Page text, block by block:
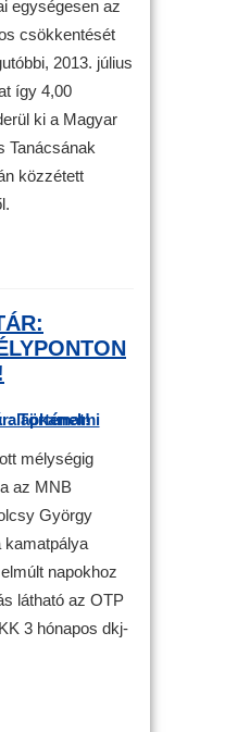
egységesen az
csökkentését
2013. július
így 4,00
ki a Magyar
Tanácsának
közzétett
mélységig
az MNB
György
kamatpálya
napokhoz
látható az OTP
3 hónapos dkj-